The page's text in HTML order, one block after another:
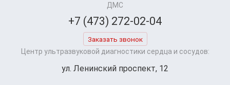
ДМС
+7 (473) 272-02-04
Заказать звонок
Центр ультразвуковой диагностики сердца и сосудов:
ул. Ленинский проспект, 12